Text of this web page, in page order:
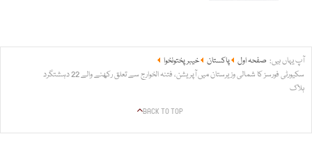
آپ یہاں ہیں: صفحہ اول پاکستان
خیبر پختونخوا
سکیورٹی فورسز کا شمالی وزیرستان میں آپریشن، فتنہ الخوارج سے تعلق رکھنے والے 22 دہشتگرد
ہلاک
BACK TO TOP